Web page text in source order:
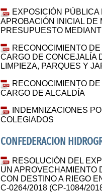
EXPOSICIÓN
APROBACIÓN INICIAL DE
PRESUPUESTO
RECONOCIMIENTO
CARGO DE CONCEJALÍA
LIMPIEZA, PARQUES Y
RECONOCIMIENTO
CARGO DE ALCALDÍA
INDEMNIZACIONES
COLEGIADOS
CONFEDERACION
RESOLUCIÓN DEL
UN APROVECHAMIENTO
CON DESTINO A RIEGO
C-0264/2018 (CP-1084/